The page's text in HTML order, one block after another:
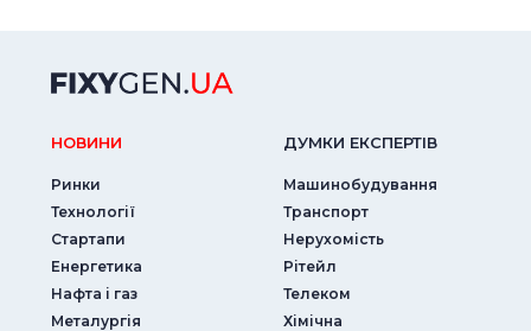
НОВИНИ
Ринки
Технології
Стартапи
Енергетика
Нафта і газ
Металургія
ДУМКИ ЕКСПЕРТIВ
Машинобудування
Транспорт
Нерухомість
Рітейл
Телеком
Хімічна